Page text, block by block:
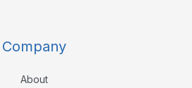
Company
About